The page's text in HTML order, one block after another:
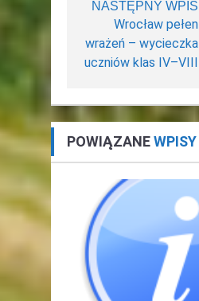
NASTĘPNY WPIS
Wrocław pełen
wrażeń – wycieczka
uczniów klas IV–VIII
POWIĄZANEWPISY